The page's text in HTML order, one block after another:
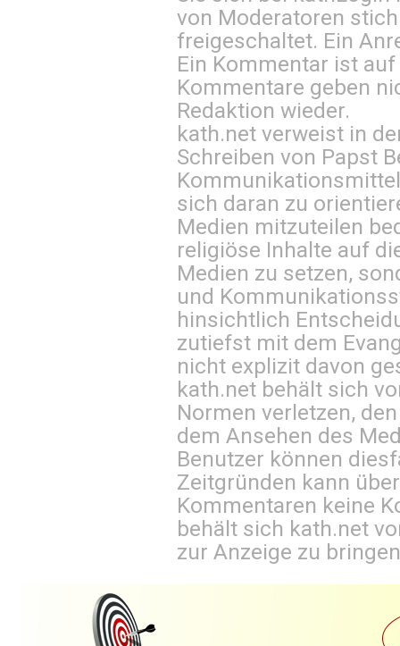
von Moderatoren
freigeschaltet. Ein
Ein Kommentar ist
Kommentare geben
Redaktion wieder.
kath.net verweist in
Schreiben von Papst
sich daran zu
Medien mitzuteilen
religiöse Inhalte auf
Medien zu setzen,
und
hinsichtlich
zutiefst mit dem
nicht explizit davon
kath.net behält sich
Normen verletzen,
dem Ansehen des
Benutzer können
Zeitgründen kann
Kommentaren keine
behält sich kath.net
zur Anzeige zu